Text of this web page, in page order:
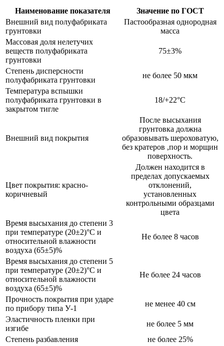
Наименование показателя
Значение по ГОСТ
Внешний вид полуфабриката
грунтовки
Пастообразная однородная
масса
Массовая доля нелетучих
веществ полуфабриката
грунтовки
75±3%
Степень дисперсности
полуфабриката грунтовки
не более 50 мкм
Температура вспышки
полуфабриката грунтовки в
закрытом тигле
18/+22°С
Внешний вид покрытия
После высыхания
грунтовка должна
образовывать шероховатую,
без кратеров ,пор и морщин
поверхность.
Цвет покрытия: красно-
коричневый
Должен находится в
пределах допускаемых
отклонений,
установленных
контрольными образцами
цвета
Время высыхания до степени 3
при температуре (20±2)°С и
относительной влажности
воздуха (65±5)%
Не более 8 часов
Время высыхания до степени 5
при температуре (20±2)°С и
относительной влажности
воздуха (65±5)%
Не более 24 часов
Прочность покрытия при ударе
по прибору типа У-1
не менее 40 см
Эластичность пленки при
изгибе
не более 5 мм
Степень разбавления
не более 25%